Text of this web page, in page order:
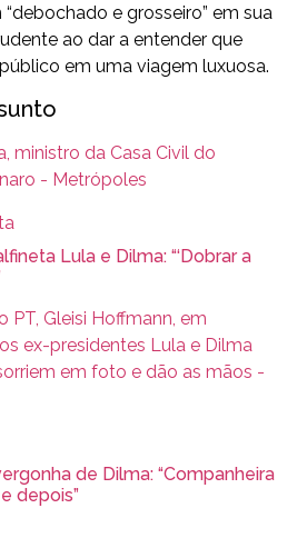
e grosseiro” em sua
ao dar a entender que
em uma viagem luxuosa.
Lula e Dilma: “‘Dobrar a
de Dilma: “Companheira
depois”